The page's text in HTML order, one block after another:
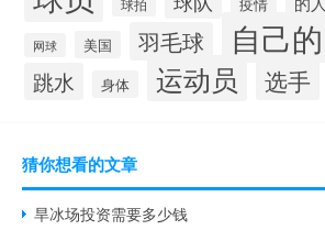
球拍
网球 美国 羽毛球 自己的
跳水 身体 运动员 选手
猜你想看的文章
旱冰场投资需要多少钱